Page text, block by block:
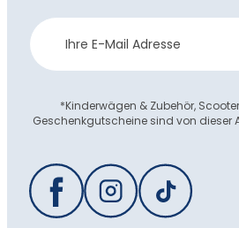
Newsletter
Anmeldung
*Kinderwägen & Zubehör,
Geschenkgutscheine sind von dieser